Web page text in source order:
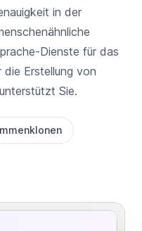
in der
Dienste für das
Erstellung von
Sie.